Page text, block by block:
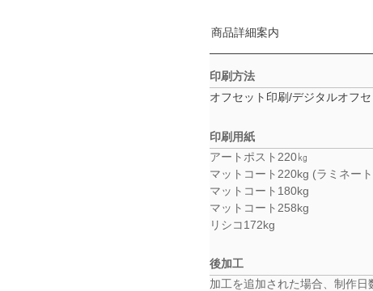
商品詳細案内
印刷方法
オフセット印刷/デジタルオフ
印刷用紙
アートポスト220㎏
マットコート220kg (ラミネー
マットコート180kg
マットコート258kg
リシコ172kg
後加工
加工を追加された場合、制作日